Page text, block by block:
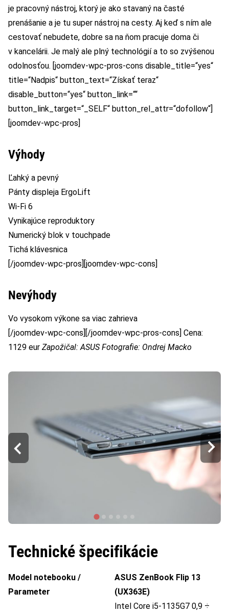
je pracovný nástroj, ktorý je ako stavaný na časté
prenášanie a je tu super nástroj na cesty. Aj keď s ním ale
cestovať nebudete, dobre sa na ňom pracuje doma či
v kancelárii. Je malý ale plný technológií a to so zvýšenou
odolnosťou. [joomdev-wpc-pros-cons disable_title=“yes“
title=“Nadpis“ button_text=“Získať teraz“
disable_button=“yes“ button_link=““
button_link_target=“_SELF“ button_rel_attr=“dofollow“]
[joomdev-wpc-pros]
Výhody
Ľahký a pevný
Pánty displeja ErgoLift
Wi-Fi 6
Vynikajúce reproduktory
Numerický blok v touchpade
Tichá klávesnica
[/joomdev-wpc-pros][joomdev-wpc-cons]
Nevýhody
Vo vysokom výkone sa viac zahrieva
[/joomdev-wpc-cons][/joomdev-wpc-pros-cons] Cena:
1129 eur Zapožičal: ASUS Fotografie: Ondrej Macko
Technické špecifikácie
Model notebooku /
Parameter
ASUS ZenBook Flip 13
(UX363E)
Intel Core i5-1135G7 0,9 ÷